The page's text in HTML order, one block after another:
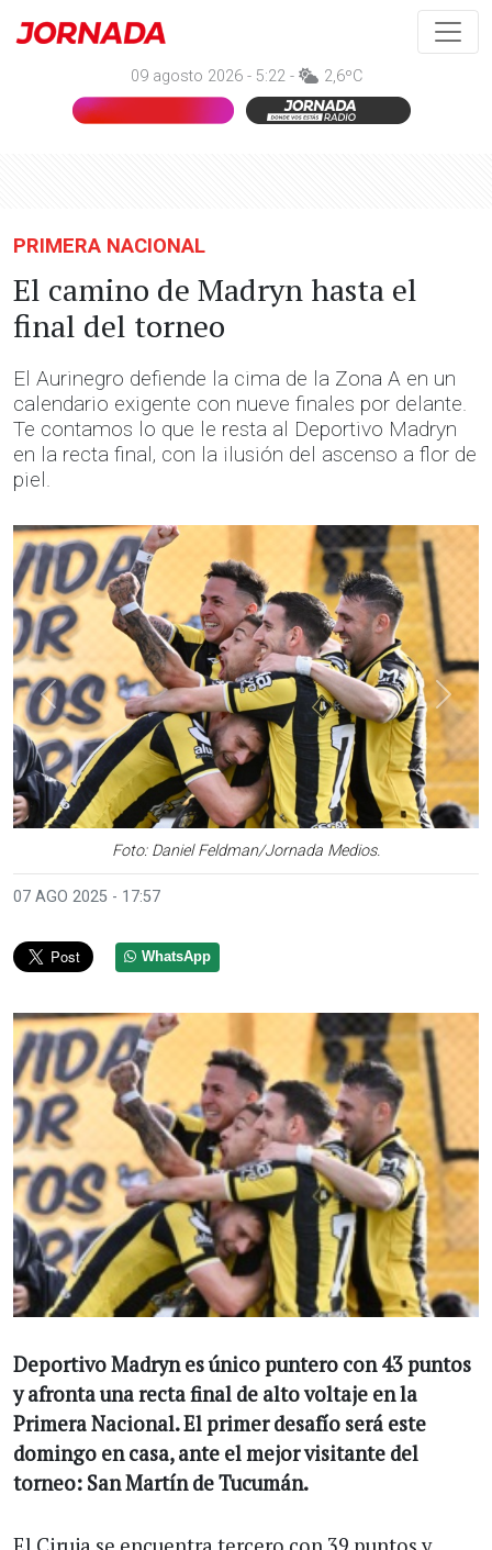
09 agosto 2026 - 5:22 - 2,6ºC
PRIMERA NACIONAL
El camino de Madryn hasta el
final del torneo
El Aurinegro defiende la cima de la Zona A en un
calendario exigente con nueve finales por delante.
Te contamos lo que le resta al Deportivo Madryn
en la recta final, con la ilusión del ascenso a flor de
piel.
Foto: Daniel Feldman/Jornada Medios.
Anterior
07 AGO 2025 - 17:57
WhatsApp
Deportivo Madryn es único puntero con 43 puntos
y afronta una recta final de alto voltaje en la
Primera Nacional. El primer desafío será este
domingo en casa, ante el mejor visitante del
torneo: San Martín de Tucumán.